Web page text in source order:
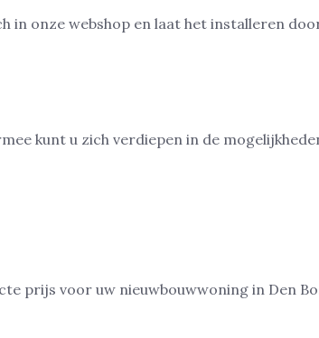
kunt u zich verdiepen in de
prijs voor uw nieuwbouwwoning in Den